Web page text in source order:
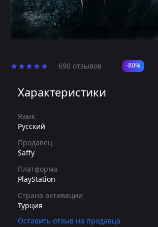
690 отзывов -80%
Характеристики
Язык
Русский
Продавец
Saffy
Платформа
PlayStation
Страна активации
Турция
Оставить отзыв на продавца